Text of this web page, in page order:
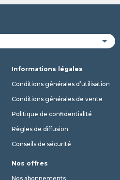
Informations légales
Conditions générales d’utilisation
Conditions générales de vente
Politique de confidentialité
Règles de diffusion
Conseils de sécurité
Nos offres
Nos abonnements